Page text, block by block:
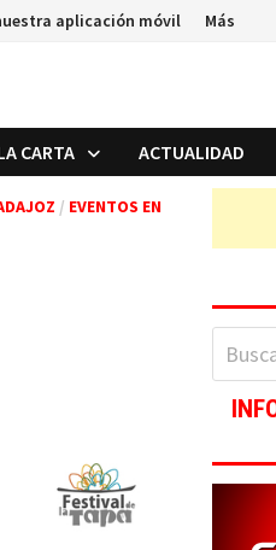
aplicación móvil Más
CARTA ACTUALIDAD
/ EVENTOS EN
Buscar: